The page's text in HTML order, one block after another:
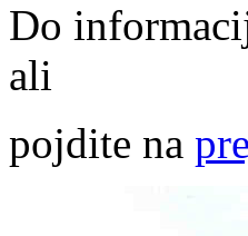
Do
ali
pojdite na